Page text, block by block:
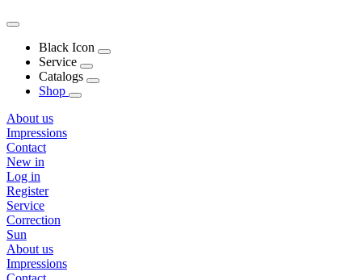
Black Icon
Service
Catalogs
Shop
About us
Impressions
Contact
New in
Log in
Register
Service
Correction
Sun
About us
Impressions